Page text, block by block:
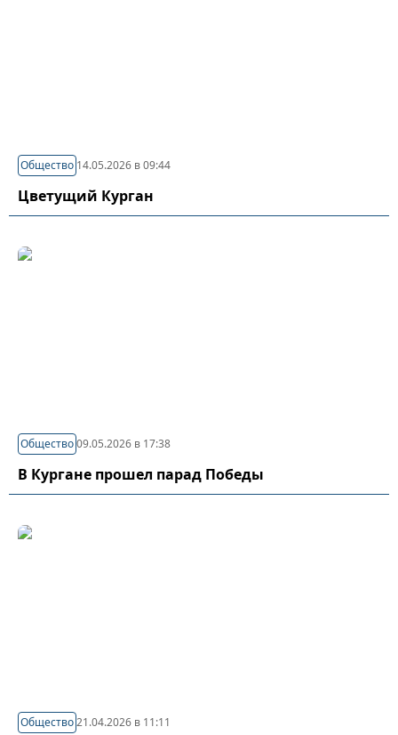
Общество 14.05.2026 в 09:44
Цветущий Курган
Общество09.05.2026 в 17:38
В Кургане прошел парад Победы
Общество21.04.2026 в 11:11